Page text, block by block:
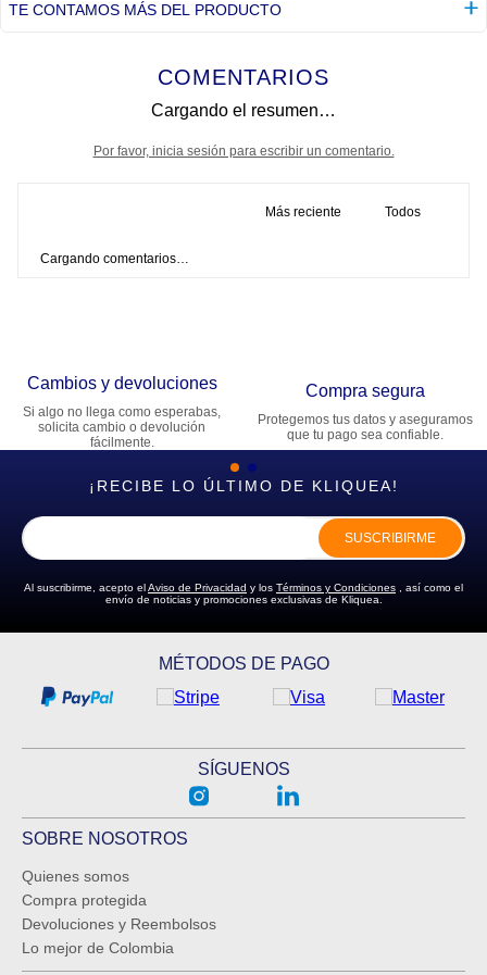
TE CONTAMOS MÁS DEL PRODUCTO
COMENTARIOS
Cargando el resumen…
Por favor, inicia sesión para escribir un comentario.
Más reciente Todos
Cargando comentarios…
Cambios y devoluciones
Si algo no llega como esperabas,
solicita cambio o devolución
fácilmente.
Compra segura
Protegemos tus datos y aseguramos
que tu pago sea confiable.
¡RECIBE LO ÚLTIMO DE KLIQUEA!
SUSCRIBIRME
Al suscribirme, acepto elAviso de Privacidad y los Términos y Condiciones , así como el
envío de noticias y promociones exclusivas de Kliquea.
MÉTODOS DE PAGO
SÍGUENOS
SOBRE NOSOTROS
Quienes somos
Compra protegida
Devoluciones y Reembolsos
Lo mejor de Colombia